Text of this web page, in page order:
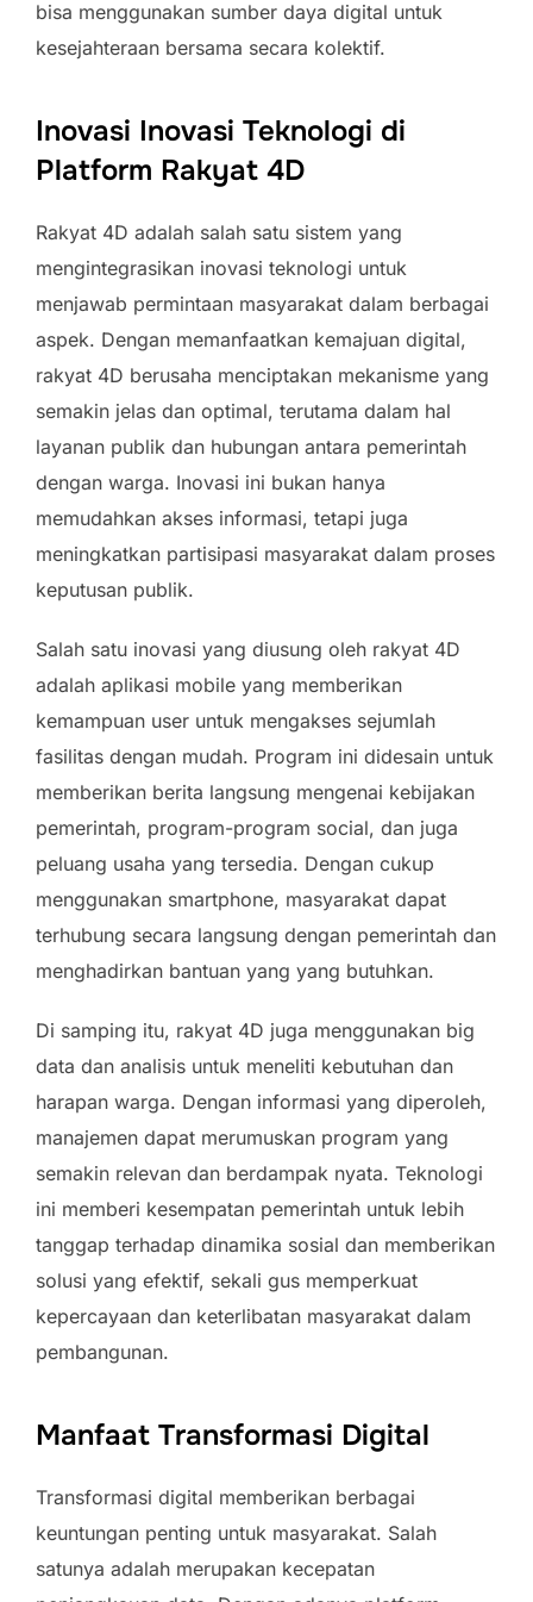
bisa menggunakan sumber daya digital untuk
kesejahteraan bersama secara kolektif.
Inovasi Inovasi Teknologi di
Platform Rakyat 4D
Rakyat 4D adalah salah satu sistem yang
mengintegrasikan inovasi teknologi untuk
menjawab permintaan masyarakat dalam berbagai
aspek. Dengan memanfaatkan kemajuan digital,
rakyat 4D berusaha menciptakan mekanisme yang
semakin jelas dan optimal, terutama dalam hal
layanan publik dan hubungan antara pemerintah
dengan warga. Inovasi ini bukan hanya
memudahkan akses informasi, tetapi juga
meningkatkan partisipasi masyarakat dalam proses
keputusan publik.
Salah satu inovasi yang diusung oleh rakyat 4D
adalah aplikasi mobile yang memberikan
kemampuan user untuk mengakses sejumlah
fasilitas dengan mudah. Program ini didesain untuk
memberikan berita langsung mengenai kebijakan
pemerintah, program-program social, dan juga
peluang usaha yang tersedia. Dengan cukup
menggunakan smartphone, masyarakat dapat
terhubung secara langsung dengan pemerintah dan
menghadirkan bantuan yang yang butuhkan.
Di samping itu, rakyat 4D juga menggunakan big
data dan analisis untuk meneliti kebutuhan dan
harapan warga. Dengan informasi yang diperoleh,
manajemen dapat merumuskan program yang
semakin relevan dan berdampak nyata. Teknologi
ini memberi kesempatan pemerintah untuk lebih
tanggap terhadap dinamika sosial dan memberikan
solusi yang efektif, sekali gus memperkuat
kepercayaan dan keterlibatan masyarakat dalam
pembangunan.
Manfaat Transformasi Digital
Transformasi digital memberikan berbagai
keuntungan penting untuk masyarakat. Salah
satunya adalah merupakan kecepatan